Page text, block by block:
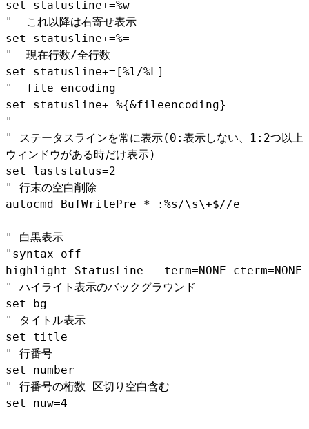
set statusline+=%w
" これ以降は右寄せ表示
set statusline+=%=
" 現在行数/全行数
set statusline+=[%l/%L]
" file encoding
set statusline+=%{&fileencoding}
"
" ステータスラインを常に表示(0:表示しない、1:2つ以上
ウィンドウがある時だけ表示)
set laststatus=2
" 行末の空白削除
autocmd BufWritePre * :%s/\s\+$//e
" 白黒表示
"syntax off
highlight StatusLine term=NONE
" ハイライト表示のバックグラウンド
set bg=
" タイトル表示
set title
" 行番号
set number
" 行番号の桁数 区切り空白含む
set nuw=4